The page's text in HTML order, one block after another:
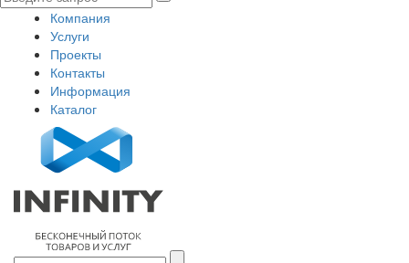
Компания
Услуги
Проекты
Контакты
Информация
Каталог